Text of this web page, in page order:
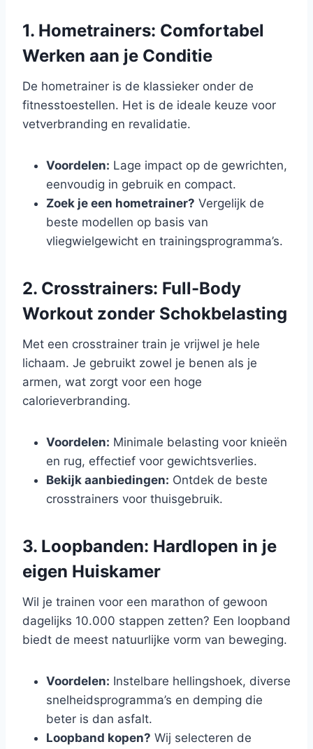
1. Hometrainers: Comfortabel
Werken aan je Conditie
De hometrainer is de klassieker onder de
fitnesstoestellen. Het is de ideale keuze voor
vetverbranding en revalidatie.
Voordelen: Lage impact op de gewrichten,
eenvoudig in gebruik en compact.
Zoek je een hometrainer? Vergelijk de
beste modellen op basis van
vliegwielgewicht en trainingsprogramma’s.
2. Crosstrainers: Full-Body
Workout zonder Schokbelasting
Met een crosstrainer train je vrijwel je hele
lichaam. Je gebruikt zowel je benen als je
armen, wat zorgt voor een hoge
calorieverbranding.
Voordelen: Minimale belasting voor knieën
en rug, effectief voor gewichtsverlies.
Bekijk aanbiedingen: Ontdek de beste
crosstrainers voor thuisgebruik.
3. Loopbanden: Hardlopen in je
eigen Huiskamer
Wil je trainen voor een marathon of gewoon
dagelijks 10.000 stappen zetten? Een loopband
biedt de meest natuurlijke vorm van beweging.
Voordelen: Instelbare hellingshoek, diverse
snelheidsprogramma’s en demping die
beter is dan asfalt.
Loopband kopen? Wij selecteren de